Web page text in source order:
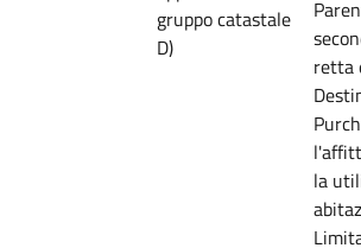
gruppo catastale
D)
retta
la